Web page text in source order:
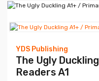
YDS Publishing
The Ugly
Readers A1